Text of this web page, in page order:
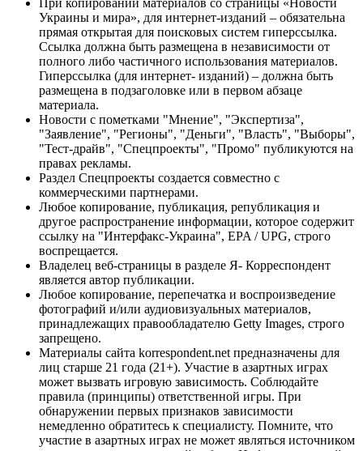
Украины и мира», для интернет-изданий – обязательна
прямая открытая для поисковых систем гиперссылка.
Ссылка должна быть размещена в независимости от
полного либо частичного использования материалов.
Гиперссылка (для интернет- изданий) – должна быть
размещена в подзаголовке или в первом абзаце
материала.
Новости с пометками "Мнение", "Экспертиза",
"Заявление", "Регионы", "Деньги", "Власть", "Выборы",
"Тест-драйв", "Спецпроекты", "Промо" публикуются на
правах рекламы.
Раздел Спецпроекты создается совместно с
коммерческими партнерами.
Любое копирование, публикация, републикация и
другое распространение информации, которое содержит
ссылку на "Интерфакс-Украина", EPA / UPG, строго
воспрещается.
Владелец веб-страницы в разделе Я- Корреспондент
является автор публикации.
Любое копирование, перепечатка и воспроизведение
фотографий и/или аудиовизуальных материалов,
принадлежащих правообладателю Getty Images, строго
запрещено.
Материалы сайта korrespondent.net предназначены для
лиц старше 21 года (21+). Участие в азартных играх
может вызвать игровую зависимость. Соблюдайте
правила (принципы) ответственной игры. При
обнаружении первых признаков зависимости
немедленно обратитесь к специалисту. Помните, что
участие в азартных играх не может являться источником